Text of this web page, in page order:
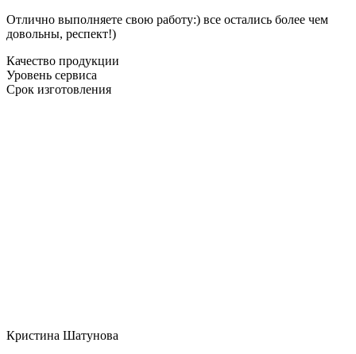
Отлично выполняете свою работу:) все остались более чем
довольны, респект!)
Качество продукции
Уровень сервиса
Срок изготовления
Кристина Шатунова